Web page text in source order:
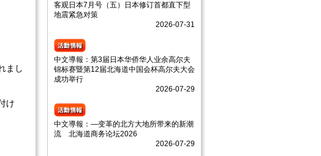
まし
け
客观日本7月号（五）日本修订首都直下型
地震紧急对策
2026-07-31
中文導報：第3届日本华侨华人业余高尔夫
锦标赛暨第12届北海道中国会杯高尔夫大会
成功举行
2026-07-29
中文導報：—变革的北方大地所带来的新潮
流 北海道商务论坛2026
2026-07-29